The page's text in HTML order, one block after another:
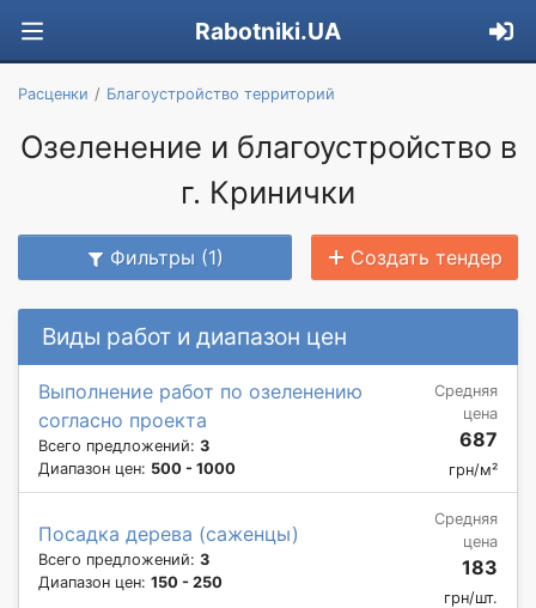
Rabotniki.UA
Расценки Благоустройство территорий
Озеленение и благоустройство в
г. Кринички
Фильтры (1) Создать тендер
Виды работ и диапазон цен
Выполнение работ по озеленению
согласно проекта
Всего предложений: 3
Диапазон цен: 500 - 1000
Средняя
цена
687
грн/м²
Посадка дерева (саженцы)
Всего предложений: 3
Диапазон цен: 150 - 250
Средняя
цена
183
грн/шт.